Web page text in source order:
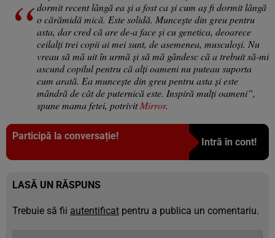
dormit recent lângă ea și a fost ca și cum aș fi dormit lângă
o cărămidă mică. Este solidă. Muncește din greu pentru
asta, dar cred că are de-a face și cu genetica, deoarece
ceilalți trei copii ai mei sunt, de asemenea, musculoși. Nu
vreau să mă uit în urmă și să mă gândesc că a trebuit să-mi
ascund copilul pentru că alți oameni nu puteau suporta
cum arată. Ea muncește din greu pentru asta și este
mândră de cât de puternică este. Inspiră mulți oameni”,
spune mama fetei, potrivitMirror.
Participă la conversație!
Intră în cont!
LASĂ UN RĂSPUNS
Trebuie să fii autentificat pentru a publica un comentariu.